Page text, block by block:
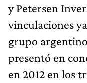
y Petersen
vinculaciones
grupo
presentó en
en 2012 en los